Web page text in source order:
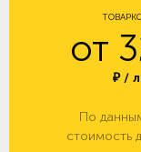
от
₽ /
По
стоимость